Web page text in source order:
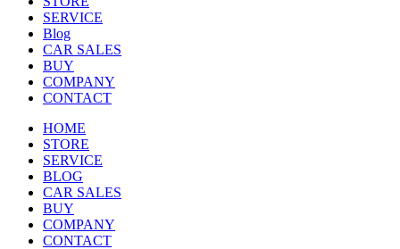
SERVICE
Blog
CAR SALES
BUY
COMPANY
CONTACT
HOME
STORE
SERVICE
BLOG
CAR SALES
BUY
COMPANY
CONTACT